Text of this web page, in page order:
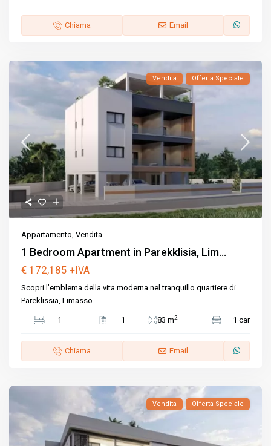
Chiama Email
Vendita Offerta Speciale
Appartamento,Vendita
1 Bedroom Apartment in Parekklisia, Lim...
€ 172,185+IVA
Scopri l’emblema della vita moderna nel tranquillo quartiere di
Pareklissia, Limasso ...
1 1 83 m2 1 car
Chiama Email
Vendita Offerta Speciale